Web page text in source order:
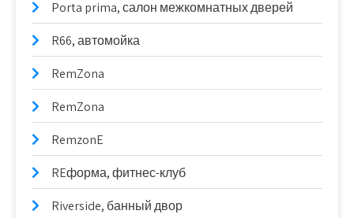
Porta prima, салон межкомнатных дверей
R66, автомойка
RemZona
RemZona
RemzonE
REформа, фитнес-клуб
Riverside, банный двор